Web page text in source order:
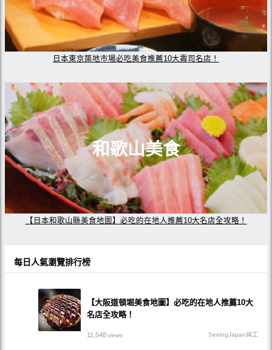
日本東京築地市場必吃美食推薦10大壽司名店！
和歌山美食
【日本和歌山縣美食地圖】必吃的在地人推薦10大名店全攻略！
每日人氣瀏覽排行榜
【大阪道頓堀美食地圖】必吃的在地人推薦10大
名店全攻略！
11,548views SeeingJapan員工